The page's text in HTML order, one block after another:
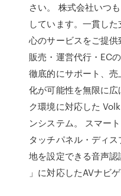
さい。 株式会社いつ
しています。一貫し
心のサービスをご提
販売・運営代行・EC
徹底的にサポート、
化が可能性を無限に
ク環境に対応した
ンシステム。 スマー
タッチパネル・ディ
地を設定できる音声
」に対応したAVナビ